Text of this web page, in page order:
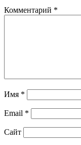
Комментарий *
Имя *
Email *
Сайт